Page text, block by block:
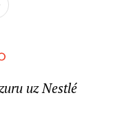
uz Nestlé